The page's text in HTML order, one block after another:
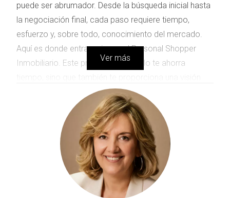
puede ser abrumador. Desde la búsqueda inicial hasta
la negociación final, cada paso requiere tiempo,
esfuerzo y, sobre todo, conocimiento del mercado.
Aquí es donde entra en juego el Personal Shopper
Inmobiliario. Este profesional no solo te ahorra
experta del mercado inmobiliario, lo que puede
marcar la diferencia entre encontrar la casa de tus
sueños o perderte en un mar de opciones. A lo largo
de este artículo, discutiremos cuándo es el momento
adecuado para contratar a un Personal Shopper
Inmobiliario y cómo puede beneficiarte.
¿CUÁNDO CONTRATAR UN
Ver más